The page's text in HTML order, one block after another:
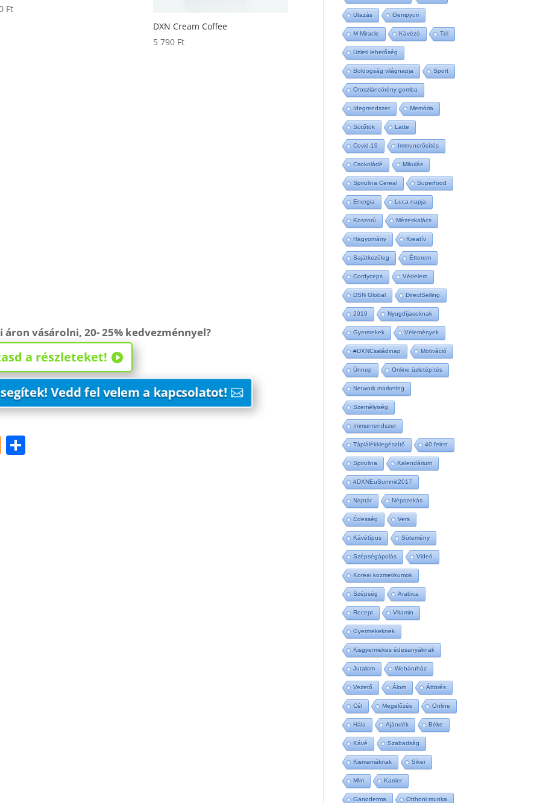
Ft
DXN Cream Coffee
5 790 Ft
vásárolni, 20- 25% kedvezménnyel?
a részleteket!
Vedd fel velem a kapcsolatot!
Bl
o
Utazás Gempyuri
M-Miracle Kávézó Tél
Üzleti lehetőség
Boldogság világnapja Sport
Oroszlánsörény gomba
Idegrendszer Memória
Sütőtök Latte
Covid-19 Immunerősítés
Csokoládé Mikulás
Spirulina Cereal Superfood
Energia Luca napja
Koszorú Mézeskalács
Hagyomány Kreatív
Sajátkezűleg Étterem
Cordyceps Védelem
DSN Global DirectSelling
2019 Nyugdíjasoknak
Gyermekek Vélemények
#DXNCsaládinap Motiváció
Ünnep Online üzletépítés
Network marketing
Személyiség
Immunrendszer
Táplálékkiegészítő 40 felett
Spirulina Kalendárium
#DXNEuSummit2017
Naptár Népszokás
Édesség Vers
Kávétípus Sütemény
Szépségápolás Videó
Koreai kozmetikumok
Szépség Arabica
Recept Vitamin
Gyermekeknek
Kisgyermekes édesanyáknak
Jutalom Webáruház
Vezető Álom Áttörés
Cél Megelőzés Online
Hála Ajándék Béke
Kávé Szabadság
Kismamáknak Siker
Mlm Karrier
Ganoderma Otthoni munka